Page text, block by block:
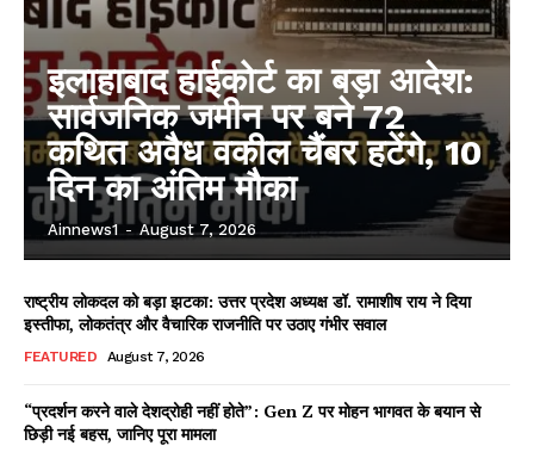
इलाहाबाद हाईकोर्ट का बड़ा आदेश:
सार्वजनिक जमीन पर बने 72
कथित अवैध वकील चैंबर हटेंगे, 10
दिन का अंतिम मौका
Ainnews1 - August 7, 2026
राष्ट्रीय लोकदल को बड़ा झटका: उत्तर प्रदेश अध्यक्ष डॉ. रामाशीष राय ने दिया
इस्तीफा, लोकतंत्र और वैचारिक राजनीति पर उठाए गंभीर सवाल
FEATURED August 7, 2026
“प्रदर्शन करने वाले देशद्रोही नहीं होते”: Gen Z पर मोहन भागवत के बयान से
छिड़ी नई बहस, जानिए पूरा मामला